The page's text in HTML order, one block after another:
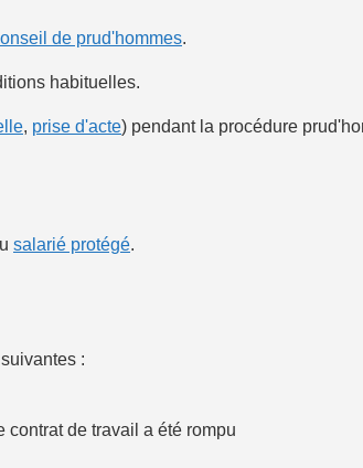
de prud'hommes.
habituelles.
, prise d'acte) pendant la procédure
salarié protégé.
:
de travail a été rompu